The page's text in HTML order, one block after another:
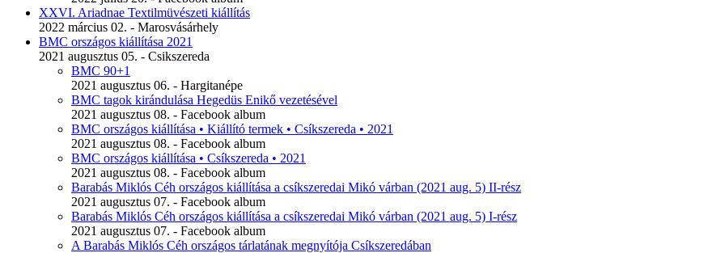
XXVI. Ariadnae Textilmüvészeti kiállítás
2022 március 02. - Marosvásárhely
BMC országos kiállítása 2021
2021 augusztus 05. - Csikszereda
BMC 90+1
2021 augusztus 06. - Hargitanépe
BMC tagok kirándulása Hegedüs Enikő vezetésével
2021 augusztus 08. - Facebook album
BMC országos kiállítása • Kiállító termek • Csíkszereda • 2021
2021 augusztus 08. - Facebook album
BMC országos kiállítása • Csíkszereda • 2021
2021 augusztus 08. - Facebook album
Barabás Miklós Céh országos kiállítása a csíkszeredai Mikó várban (2021 aug. 5) II-rész
2021 augusztus 07. - Facebook album
Barabás Miklós Céh országos kiállítása a csíkszeredai Mikó várban (2021 aug. 5) I-rész
2021 augusztus 07. - Facebook album
A Barabás Miklós Céh országos tárlatának megnyítója Csíkszeredában